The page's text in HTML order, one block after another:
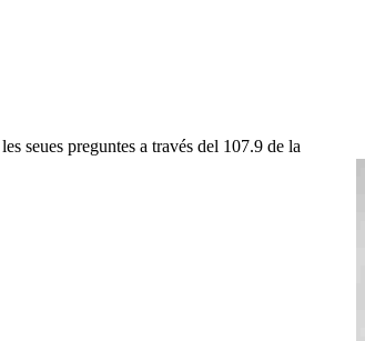
seues preguntes a través del 107.9 de la